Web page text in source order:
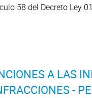
58 del Decreto Ley
A LAS
-